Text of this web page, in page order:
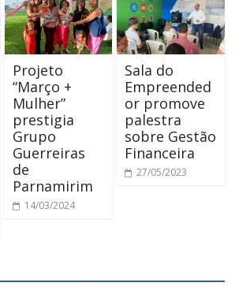
Projeto
“Março +
Mulher”
prestigia
Grupo
Guerreiras
de
Parnamirim
14/03/2024
Sala do
Empreended
or promove
palestra
sobre Gestão
Financeira
27/05/2023